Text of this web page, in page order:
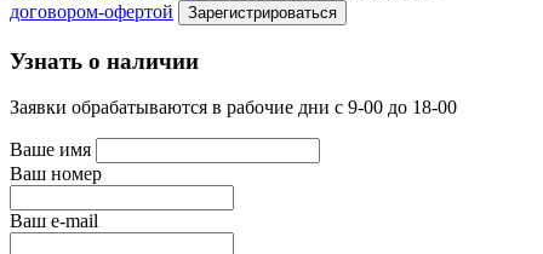
договором-офертой
Узнать о наличии
Заявки обрабатываются в рабочие дни с 9-00 до 18-00
Ваше имя
Ваш номер
Ваш e-mail